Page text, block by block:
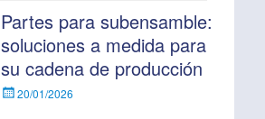
Partes para subensamble:
soluciones a medida para
su cadena de producción
Escrito20/01/2026